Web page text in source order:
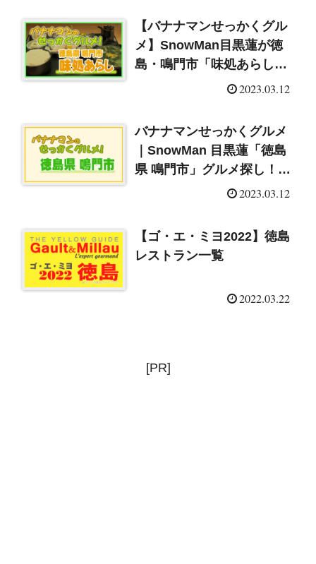
【バナナマンせっかくグル
メ】SnowMan目黒蓮が徳
島・鳴門市「味処あらし」
で鳴門鯛刺身定食！2023.03.12
バナナマンせっかくグルメ
｜SnowMan 目黒蓮「徳島
県 鳴門市」グルメ探し！紹
介店まとめ（2023/3/12）
2023.03.12
【ゴ・エ・ミヨ2022】徳島
レストラン一覧
2022.03.22
[PR]